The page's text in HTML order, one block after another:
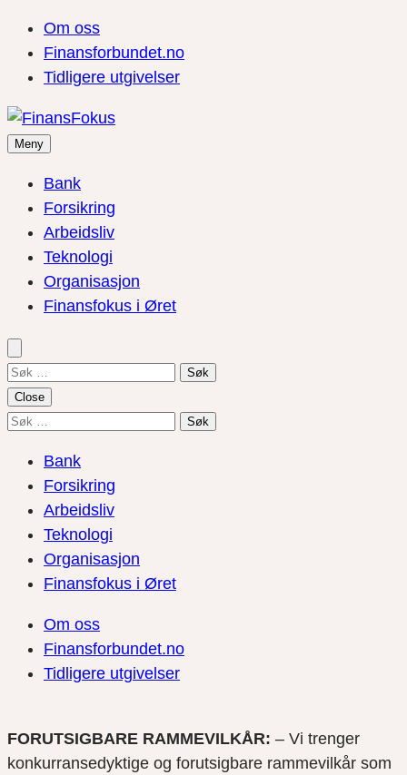
Om oss
Finansforbundet.no
Tidligere utgivelser
Meny
Bank
Forsikring
Arbeidsliv
Teknologi
Organisasjon
Finansfokus i Øret
Søk
etter:
Close
Søk
Bank
Forsikring
Arbeidsliv
Teknologi
Organisasjon
Finansfokus i Øret
Om oss
Finansforbundet.no
Tidligere utgivelser
FORUTSIGBARE RAMMEVILKÅR: – Vi trenger
konkurransedyktige og forutsigbare rammevilkår som